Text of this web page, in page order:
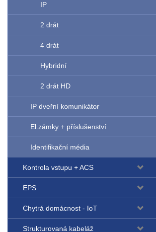
IP
2 drát
4 drát
Hybridní
2 drát HD
IP dveřní komunikátor
El.zámky + příslušenství
Identifikační média
Kontrola vstupu + ACS
EPS
Chytrá domácnost - IoT
Strukturovaná kabeláž